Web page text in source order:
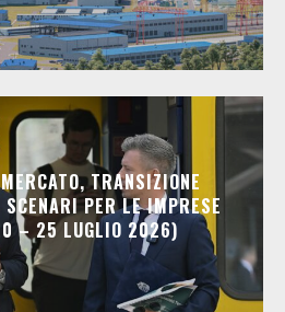
TRANSIZIONE
PER LE IMPRESE
– 25 LUGLIO 2026)